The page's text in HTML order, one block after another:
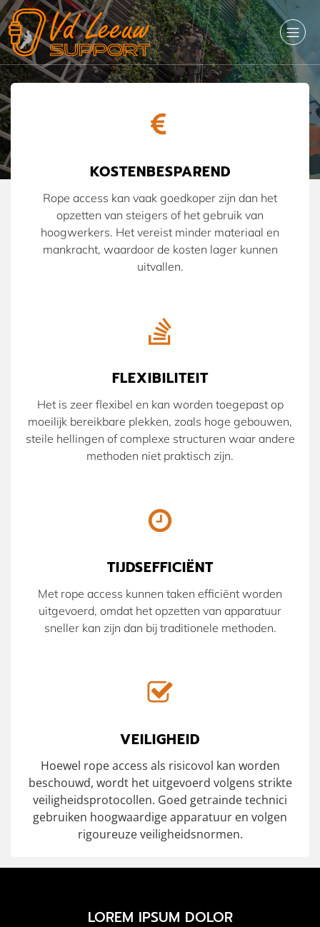
Rope Access
KOSTENBESPAREND
Rope access kan vaak goedkoper zijn dan het
opzetten van steigers of het gebruik van
hoogwerkers. Het vereist minder materiaal en
mankracht, waardoor de kosten lager kunnen
uitvallen.
FLEXIBILITEIT
Het is zeer flexibel en kan worden toegepast op
moeilijk bereikbare plekken, zoals hoge gebouwen,
steile hellingen of complexe structuren waar andere
methoden niet praktisch zijn.
TIJDSEFFICIËNT
Met rope access kunnen taken efficiënt worden
uitgevoerd, omdat het opzetten van apparatuur
sneller kan zijn dan bij traditionele methoden.
VEILIGHEID
Hoewel rope access als risicovol kan worden
beschouwd, wordt het uitgevoerd volgens strikte
veiligheidsprotocollen. Goed getrainde technici
gebruiken hoogwaardige apparatuur en volgen
rigoureuze veiligheidsnormen.
LOREM IPSUM DOLOR